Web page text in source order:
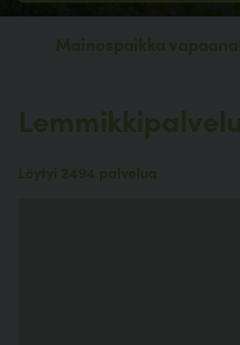
Mainospaikka
Löytyi 2494 palvelua